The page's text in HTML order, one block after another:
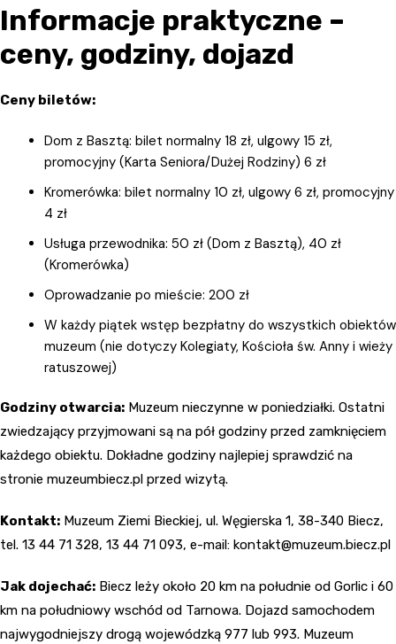
Informacje praktyczne –
ceny, godziny, dojazd
Ceny biletów:
Dom z Basztą: bilet normalny 18 zł, ulgowy 15 zł,
promocyjny (Karta Seniora/Dużej Rodziny) 6 zł
Kromerówka: bilet normalny 10 zł, ulgowy 6 zł, promocyjny
4 zł
Usługa przewodnika: 50 zł (Dom z Basztą), 40 zł
(Kromerówka)
Oprowadzanie po mieście: 200 zł
W każdy piątek wstęp bezpłatny do wszystkich obiektów
muzeum (nie dotyczy Kolegiaty, Kościoła św. Anny i wieży
ratuszowej)
Godziny otwarcia: Muzeum nieczynne w poniedziałki. Ostatni
zwiedzający przyjmowani są na pół godziny przed zamknięciem
każdego obiektu. Dokładne godziny najlepiej sprawdzić na
stronie muzeumbiecz.pl przed wizytą.
Kontakt: Muzeum Ziemi Bieckiej, ul. Węgierska 1, 38-340 Biecz,
tel. 13 44 71 328, 13 44 71 093, e-mail: kontakt@muzeum.biecz.pl
Jak dojechać: Biecz leży około 20 km na południe od Gorlic i 60
km na południowy wschód od Tarnowa. Dojazd samochodem
najwygodniejszy drogą wojewódzką 977 lub 993. Muzeum